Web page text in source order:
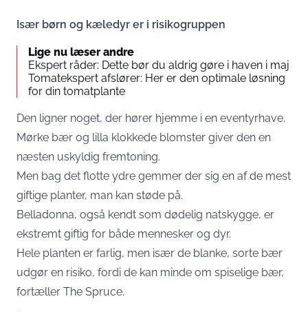
Især børn og kæledyr er i risikogruppen
Lige nu læser andre
Ekspert råder: Dette bør du aldrig gøre i haven i maj
Tomatekspert afslører: Her er den optimale løsning
for din tomatplante
Den ligner noget, der hører hjemme i en eventyrhave.
Mørke bær og lilla klokkede blomster giver den en
næsten uskyldig fremtoning.
Men bag det flotte ydre gemmer der sig en af de mest
giftige planter, man kan støde på.
Belladonna, også kendt som dødelig natskygge, er
ekstremt giftig for både mennesker og dyr.
Hele planten er farlig, men især de blanke, sorte bær
udgør en risiko, fordi de kan minde om spiselige bær,
fortæller The Spruce.